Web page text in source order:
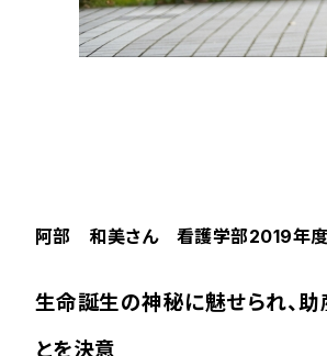
阿部 和美さん 看護学部2019年
生命誕生の神秘に魅せられ、助
とを決意